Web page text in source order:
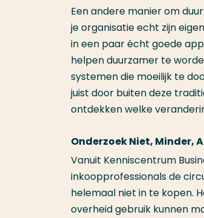
Een andere manier om
je organisatie echt zijn
in een paar écht goede
helpen duurzamer te
systemen die moeilijk te
juist door buiten deze
ontdekken welke
Onderzoek Niet, Minder,
Vanuit Kenniscentrum
inkoopprofessionals de
helemaal niet in te kopen.
overheid gebruik kunnen